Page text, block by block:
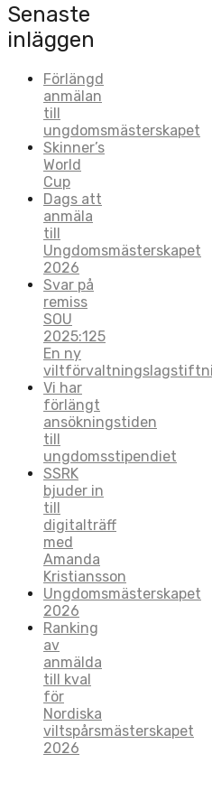
Senaste
inläggen
Förlängd
anmälan
till
ungdomsmästerskapet
Skinner’s
World
Cup
Dags att
anmäla
till
Ungdomsmästerskapet
2026
Svar på
remiss
SOU
2025:125
En ny
Vi har
förlängt
ansökningstiden
till
ungdomsstipendiet
SSRK
bjuder in
till
digitalträff
med
Amanda
Kristiansson
Ungdomsmästerskapet
2026
Ranking
av
anmälda
till kval
för
Nordiska
viltspårsmästerskapet
2026